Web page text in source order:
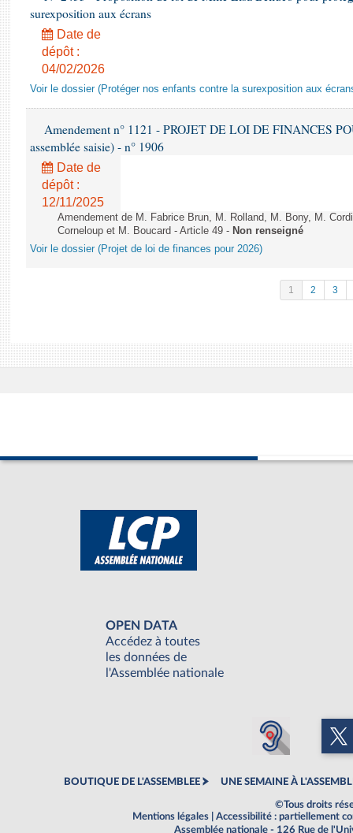
surexposition aux écrans
Date de
dépôt :
04/02/2026
Voir le dossier (Protéger nos enfants contre la surexposition aux
Amendement n° 1121 - PROJET DE LOI DE FINANCES
assemblée saisie) - n° 1906
Date de
dépôt :
12/11/2025
Amendement de M. Fabrice Brun, M. Rolland, M. Bony, M.
Corneloup et M. Boucard - Article 49 - Non renseigné
Voir le dossier (Projet de loi de finances pour 2026)
1 2 3
OPEN DATA
Accédez à toutes
les données de
l'Assemblée nationale
BOUTIQUE DE L'ASSEMBLEE UNE SEMAINE À
©Tous droits
Mentions légales
Accessibilité : partiellement
Assemblée nationale - 126 Rue de